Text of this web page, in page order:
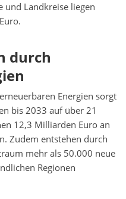
und Landkreise liegen
durch
Energien sorgt
bis 2033 auf über 21
12,3 Milliarden Euro an
Zudem entstehen durch
mehr als 50.000 neue
Regionen